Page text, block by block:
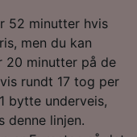
52 minutter hvis
men du kan
20 minutter på de
rundt 17 tog per
bytte underveis,
denne linjen.